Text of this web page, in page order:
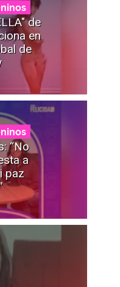
de
en
de
“No
a
paz